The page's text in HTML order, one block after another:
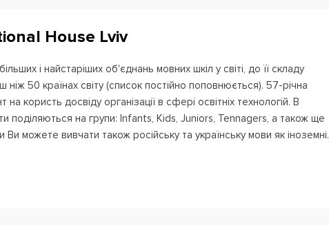
House Lviv
і найстаріших об'єднань мовних шкіл у світі, до її складу
ніж 50 країнах світу (список постійно поповнюється). 57-річна
користь досвіду організації в сфері освітніх технологій. В
поділяються на групи: Infants, Kids, Juniors, Tennagers, а також ще
Ви можете вивчати також російську та українську мови як іноземні.